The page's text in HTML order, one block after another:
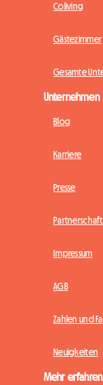
Coliving
Gästezimmer
Gesamte
Unternehmen
Blog
Karriere
Presse
Impressum
AGB
Zahlen und
Neuigkeiten
Mehr erfahren